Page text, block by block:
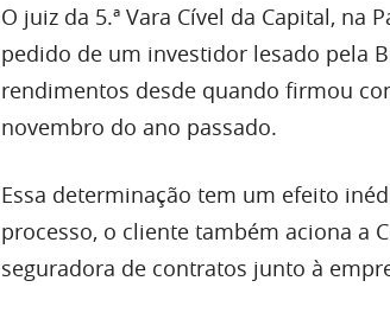
O juiz da 5.ª Vara Cível da Capital, na
pedido de um investidor lesado pela
rendimentos desde quando firmou
novembro do ano passado.
Essa determinação tem um efeito
processo, o cliente também aciona a
seguradora de contratos junto à